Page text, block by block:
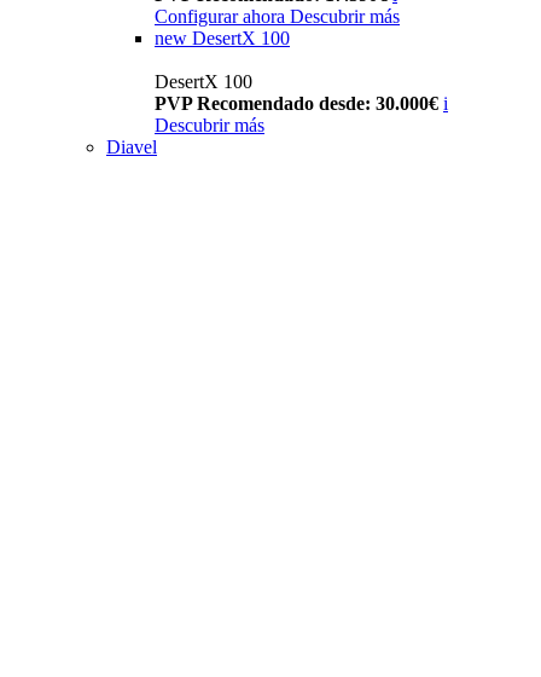
Configurar ahora Descubrir más
new DesertX 100
DesertX 100
PVP Recomendado desde: 30.000€ i
Descubrir más
Diavel